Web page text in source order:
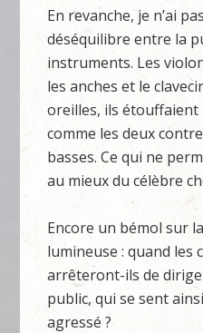
En revanche, je n’ai
déséquilibre entre la
instruments. Les
les anches et le
oreilles, ils
comme les deux
basses. Ce qui ne
au mieux du célèbre
Encore un bémol sur
lumineuse : quand les
arrêteront-ils de
public, qui se sent
agressé ?